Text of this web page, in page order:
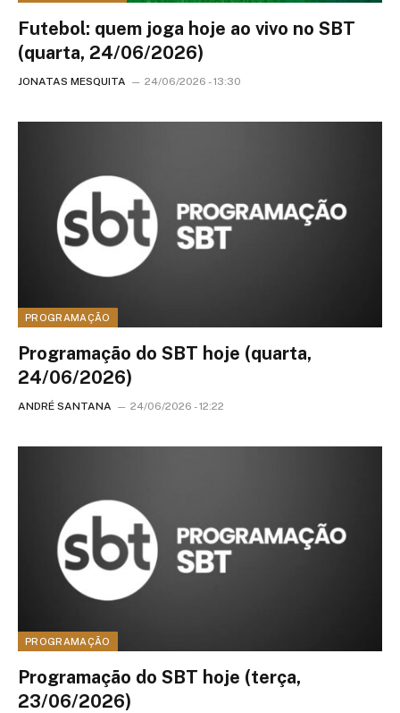
Futebol: quem joga hoje ao vivo no SBT
(quarta, 24/06/2026)
JONATAS MESQUITA 24/06/2026 - 13:30
PROGRAMAÇÃO
Programação do SBT hoje (quarta,
24/06/2026)
ANDRÉ SANTANA 24/06/2026 - 12:22
PROGRAMAÇÃO
Programação do SBT hoje (terça,
23/06/2026)